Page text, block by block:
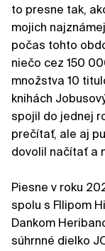
to presne tak,
mojich
počas tohto
niečo cez 150
množstva 10
knihách
spojil do jednej
prečítať, ale aj
dovolil načítať a
Piesne v roku
spolu s FIlipom
Dankom
súhrnné dielko